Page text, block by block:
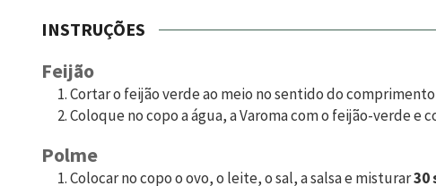
INSTRUÇÕES
Feijão
Cortar o feijão verde ao meio no sentido do
Coloque no copo a água, a Varoma com o feijão-verde e
Polme
Colocar no copo o ovo, o leite, o sal, a salsa e misturar30